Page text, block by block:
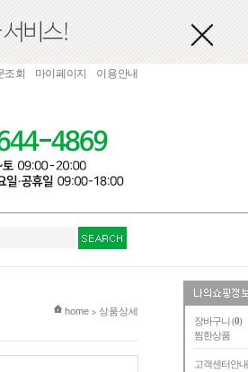
장바구니 (0)
찜한상품
고객센터안내
조회 마이페이지 이용안내
현재 위치
home > 상품상세